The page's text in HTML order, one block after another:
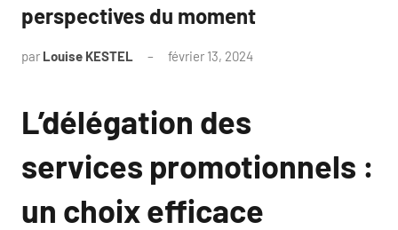
perspectives du moment
par Louise KESTEL février 13, 2024
L’délégation des
services promotionnels :
un choix efficace